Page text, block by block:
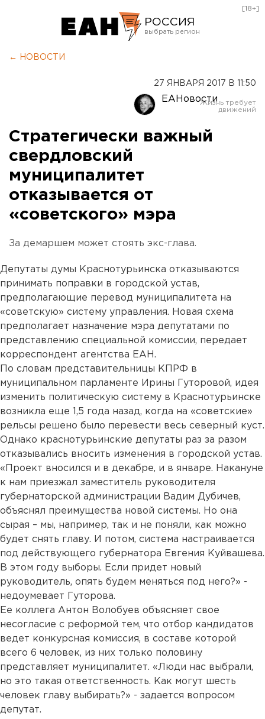
РОССИЯ
Оренбург
[18+]
← НОВОСТИ
27 ЯНВАРЯ 2017 В 11:50
ЕАНовости
Стратегически важный
свердловский
муниципалитет
отказывается от
«советского» мэра
За демаршем может стоять экс-глава.
Депутаты думы Краснотурьинска отказываются
принимать поправки в городской устав,
предполагающие перевод муниципалитета на
«советскую» систему управления. Новая схема
предполагает назначение мэра депутатами по
представлению специальной комиссии, передает
корреспондент агентства ЕАН.
По словам представительницы КПРФ в
муниципальном парламенте Ирины Гуторовой, идея
изменить политическую систему в Краснотурьинске
возникла еще 1,5 года назад, когда на «советские»
рельсы решено было перевести весь северный куст.
Однако краснотурьинские депутаты раз за разом
отказывались вносить изменения в городской устав.
«Проект вносился и в декабре, и в январе. Накануне
к нам приезжал заместитель руководителя
губернаторской администрации Вадим Дубичев,
объяснял преимущества новой системы. Но она
сырая – мы, например, так и не поняли, как можно
будет снять главу. И потом, система настраивается
под действующего губернатора Евгения Куйвашева.
В этом году выборы. Если придет новый
руководитель, опять будем меняться под него?» -
недоумевает Гуторова.
Ее коллега Антон Волобуев объясняет свое
несогласие с реформой тем, что отбор кандидатов
ведет конкурсная комиссия, в составе которой
всего 6 человек, из них только половину
представляет муниципалитет. «Люди нас выбрали,
но это такая ответственность. Как могут шесть
человек главу выбирать?» - задается вопросом
депутат.